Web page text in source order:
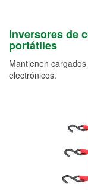
Inversores de
portátiles
Mantienen
electrónicos.